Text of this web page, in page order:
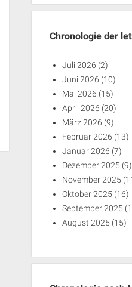
Chronologie der
Juli 2026 (2)
Juni 2026 (10)
Mai 2026 (15)
April 2026 (20)
März 2026 (9)
Februar 2026 (13)
Januar 2026 (7)
Dezember 2025 (9)
November 2025
Oktober 2025 (16)
September 2025
August 2025 (15)